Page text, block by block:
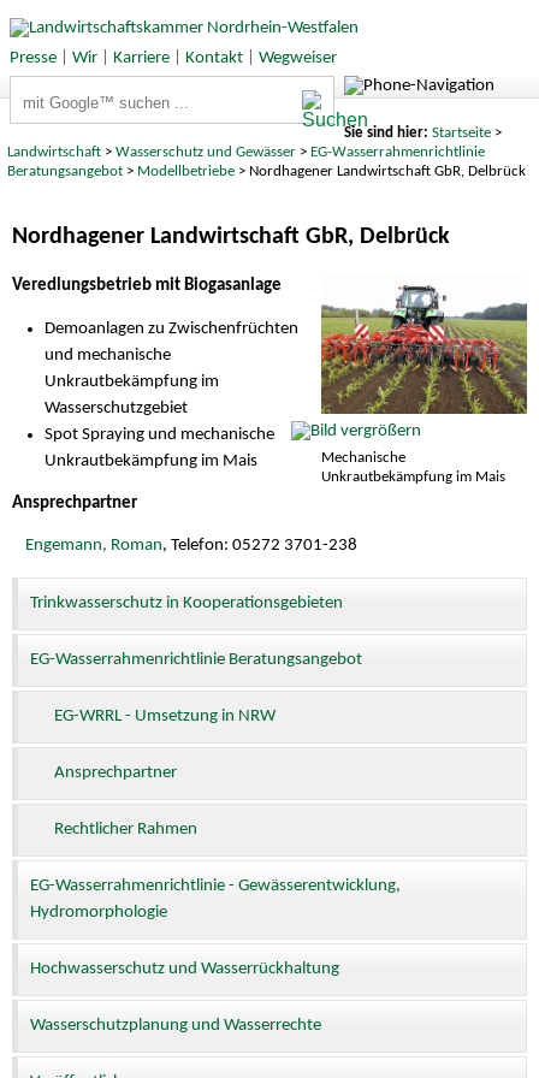
Presse| Wir| Karriere| Kontakt| Wegweiser
Sie sind hier: Startseite>
Landwirtschaft >Wasserschutz und Gewässer > EG-Wasserrahmenrichtlinie
Beratungsangebot > Modellbetriebe > Nordhagener Landwirtschaft GbR, Delbrück
Nordhagener Landwirtschaft GbR, Delbrück
Mechanische
Unkrautbekämpfung im Mais
Veredlungsbetrieb mit Biogasanlage
Demoanlagen zu Zwischenfrüchten
und mechanische
Unkrautbekämpfung im
Wasserschutzgebiet
Spot Spraying und mechanische
Unkrautbekämpfung im Mais
Ansprechpartner
Engemann, Roman, Telefon: 05272 3701-238
Trinkwasserschutz in Kooperationsgebieten
EG-Wasserrahmenrichtlinie Beratungsangebot
EG-WRRL - Umsetzung in NRW
Ansprechpartner
Rechtlicher Rahmen
EG-Wasserrahmenrichtlinie - Gewässerentwicklung,
Hydromorphologie
Hochwasserschutz und Wasserrückhaltung
Wasserschutzplanung und Wasserrechte